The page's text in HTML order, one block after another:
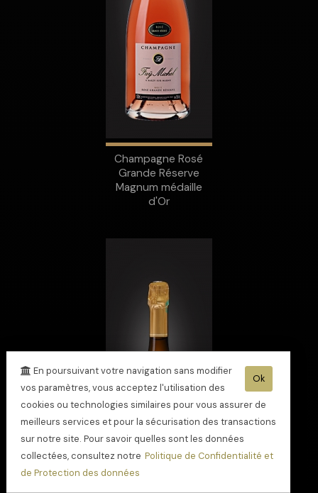
Champagne Rosé
Grande Réserve
Magnum médaille
d'Or
Ok
En poursuivant votre navigation sans modifier
vos paramètres, vous acceptez l'utilisation des
cookies ou technologies similaires pour vous assurer de
meilleurs services et pour la sécurisation des transactions
sur notre site. Pour savoir quelles sont les données
collectées, consultez notre Politique de Confidentialité et
de Protection des données